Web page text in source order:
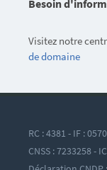
Besoin
Visitez notre
de domaine
RC : 4381 - IF :
CNSS : 7233258 -